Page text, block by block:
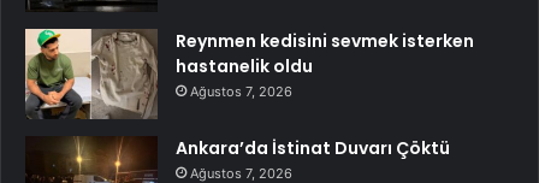
Reynmen kedisini sevmek isterken
hastanelik oldu
Ağustos 7, 2026
Ankara’da İstinat Duvarı Çöktü
Ağustos 7, 2026